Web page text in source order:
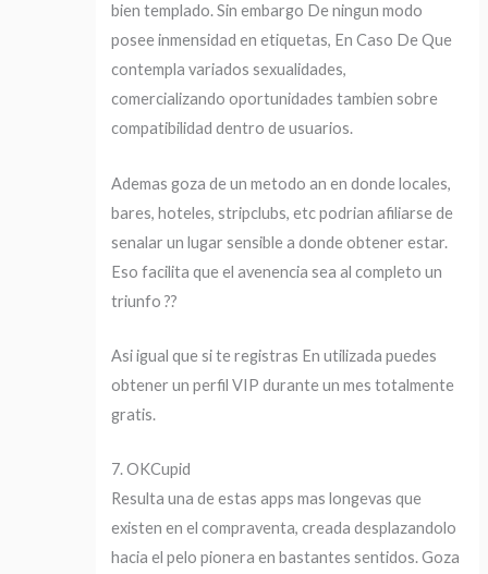
bien templado. Sin embargo De ningun modo
posee inmensidad en etiquetas, En Caso De Que
contempla variados sexualidades,
comercializando oportunidades tambien sobre
compatibilidad dentro de usuarios.
Ademas goza de un metodo an en donde locales,
bares, hoteles, stripclubs, etc podri­an afiliarse de
senalar un lugar sensible a donde obtener estar.
Eso facilita que el avenencia sea al completo un
triunfo ??
Asi­ igual que si te registras En utilizada puedes
obtener un perfil VIP durante un mes totalmente
gratis.
7. OKCupid
Resulta una de estas apps mas longevas que
existen en el compraventa, creada desplazandolo
hacia el pelo pionera en bastantes sentidos. Goza